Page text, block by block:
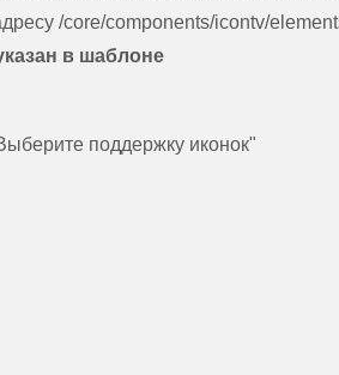
/core/components/icontv/
в шаблоне
поддержку иконок"